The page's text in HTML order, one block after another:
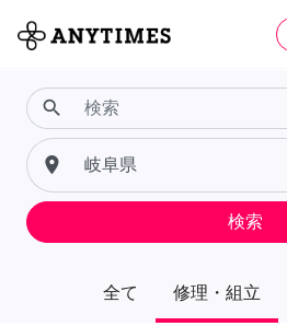
全て 修理・組立
search
place
検索